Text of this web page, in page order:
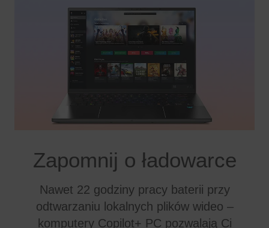
Zapomnij o ładowarce
Nawet 22 godziny pracy baterii przy
odtwarzaniu lokalnych plików wideo –
komputery Copilot+ PC pozwalają Ci